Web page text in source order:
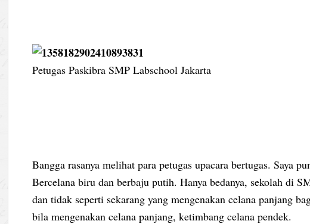
Petugas Paskibra SMP Labschool Jakarta
Bangga rasanya melihat para petugas upacara bertugas. Saya
Bercelana biru dan berbaju putih. Hanya bedanya, sekolah di
dan tidak seperti sekarang yang mengenakan celana panjang
bila mengenakan celana panjang, ketimbang celana pendek.